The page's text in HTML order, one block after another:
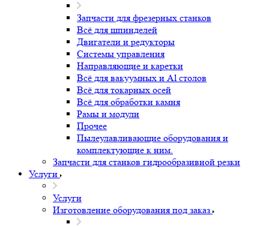
Запчасти для фрезерных станков
Всё для шпинделей
Двигатели и редукторы
Системы управления
Направляющие и каретки
Всё для вакуумных и Al столов
Всё для токарных осей
Всё для обработки камня
Рамы и модули
Прочее
Пылеулавливающие оборудования и
комплектующие к ним.
Запчасти для станков гидрообразивной резки
Услуги
Услуги
Изготовление оборудования под заказ